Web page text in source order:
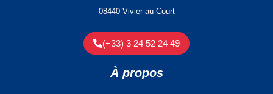
08440 Vivier-au-Court
(+33) 3 24 52 24 49
À propos